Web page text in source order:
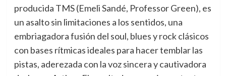
producida TMS (Emeli Sandé, Professor Green), es
un asalto sin limitaciones a los sentidos, una
embriagadora fusión del soul, blues y rock clásicos
con bases rítmicas ideales para hacer temblar las
pistas, aderezada con la voz sincera y cautivadora